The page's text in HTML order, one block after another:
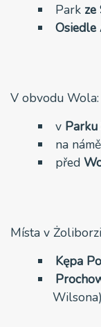
Parkze
Osiedle
V obvodu Wola:
v Parku
na
před
Místa v
Kępa